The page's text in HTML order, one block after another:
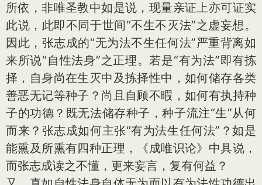
所依，非唯圣教中如是说，现量亲证上亦可证实
此说，此即不同于世间“不生不灭法”之虚妄想。
因此，张志成的“无为法不生任何法”严重背离如
来所说“自性法身”之正理。若是“有为法”即有拣
择，自身尚在生灭中及拣择性中，如何储存各类
善恶无记等种子？尚且自顾不暇，如何有执持种
子的功德？既无法储存种子，种子流注“生”从何
而来？张志成如何主张“有为法生任何法”？如是
能熏及所熏有四种正理，《成唯识论》中具说，
而张志成读之不懂，更来妄言，复有何益？